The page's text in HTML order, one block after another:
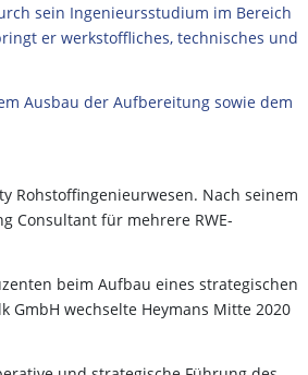
sein Ingenieursstudium im Bereich
er werkstoffliches, technisches und
Ausbau der Aufbereitung sowie dem
Rohstoffingenieurwesen. Nach seinem
Consultant für mehrere RWE-
beim Aufbau eines strategischen
GmbH wechselte Heymans Mitte 2020